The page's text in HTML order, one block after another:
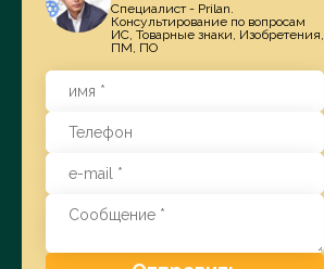
Специалист - Prilan.
Консультирование по вопросам
ИС, Товарные знаки, Изобретения,
ПМ, ПО